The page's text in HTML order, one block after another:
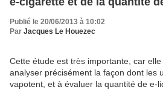
Publié le 20/06/2013 à 10:02
Par Jacques Le Houezec
Cette étude est très importante, car
analyser précisément la façon dont les
vapotent, et à évaluer la quantité de e-